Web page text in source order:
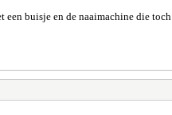
buisje en de naaimachine die